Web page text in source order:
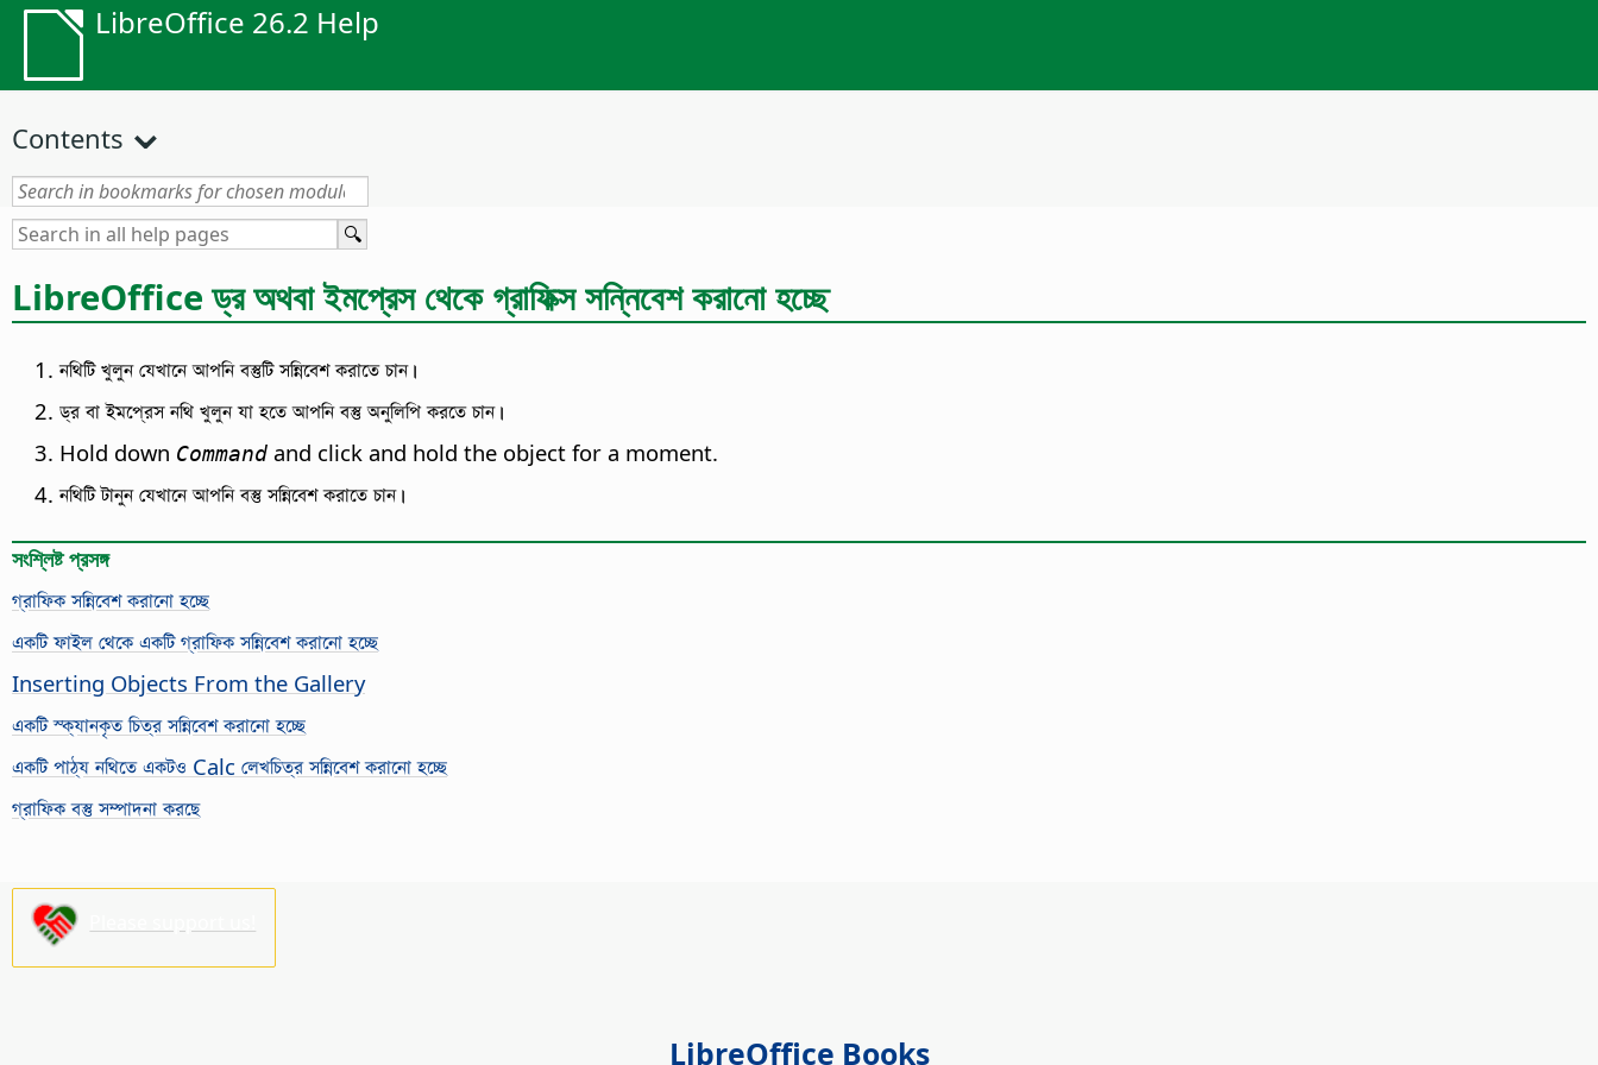
LibreOffice 26.2 Help
Contents
LibreOffice ড্র অথবা ইমপ্রেস থেকে গ্রাফিক্স সন্নিবেশ করানো হচ্ছে
নথিটি খুলুন যেখানে আপনি বস্তুটি সন্নিবেশ করাতে চান।
ড্র বা ইমপ্রেস নথি খুলুন যা হতে আপনি বস্তু অনুলিপি করতে চান।
Hold down Command and click and hold the object for a moment.
নথিটি টানুন যেখানে আপনি বস্তু সন্নিবেশ করাতে চান।
সংশ্লিষ্ট প্রসঙ্গ
গ্রাফিক সন্নিবেশ করানো হচ্ছে
একটি ফাইল থেকে একটি গ্রাফিক সন্নিবেশ করানো হচ্ছে
Inserting Objects From the Gallery
একটি স্ক্যানকৃত চিত্র সন্নিবেশ করানো হচ্ছে
একটি পাঠ্য নথিতে একটও Calc লেখচিত্র সন্নিবেশ করানো হচ্ছে
গ্রাফিক বস্তু সম্পাদনা করছে
LibreOffice Books